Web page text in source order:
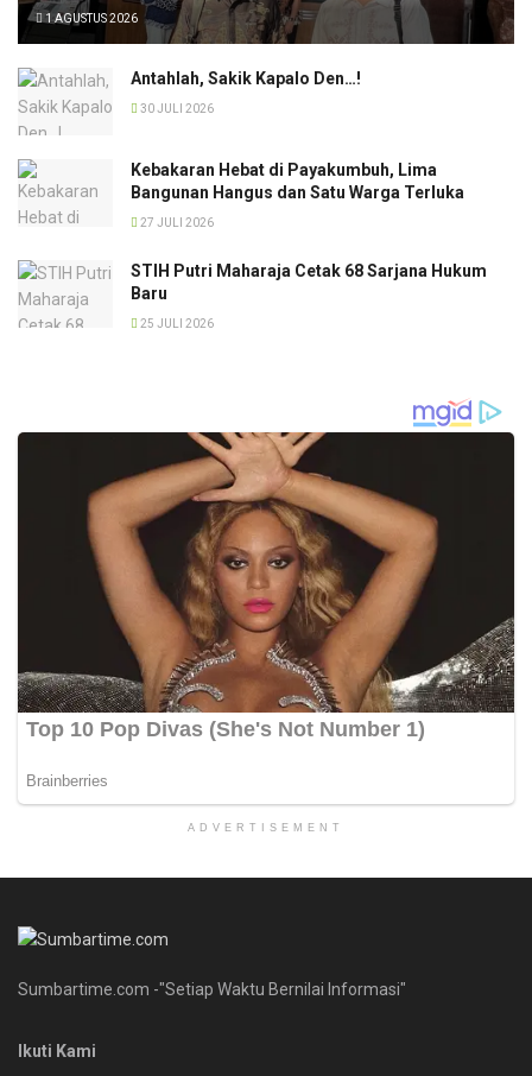
1 AGUSTUS 2026
Antahlah, Sakik Kapalo Den…!
30 JULI 2026
Kebakaran Hebat di Payakumbuh, Lima
Bangunan Hangus dan Satu Warga Terluka
27 JULI 2026
STIH Putri Maharaja Cetak 68 Sarjana Hukum
Baru
25 JULI 2026
ADVERTISEMENT
Sumbartime.com -"Setiap Waktu Bernilai Informasi"
Ikuti Kami